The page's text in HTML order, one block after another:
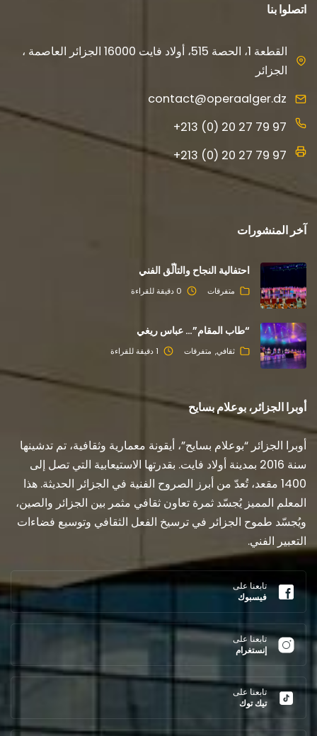
اتصلوا بنا
القطعة 1، الحصة 515، أولاد فايت 16000 الجزائر العاصمة ،
الجزائر
contact@operaalger.dz
+213 (0) 20 27 79 97
+213 (0) 20 27 79 97
آخر المنشورات
احتفالية النجاح والتألّق الفني
متفرقات 0 دقيقة للقراءة
“طاب المقام”… عباس ريغي
ثقافي متفرقات 1 دقيقة للقراءة
أوبرا الجزائر، بوعلام بسايح
أوبرا الجزائر “بوعلام بسايح”، أيقونة معمارية وثقافية، تم تدشينها
سنة 2016 بمدينة أولاد فايت. بقدرتها الاستيعابية التي تصل إلى
1400 مقعد، تُعدّ من أبرز الصروح الفنية في الجزائر الحديثة. هذا
المعلم المميز يُجسّد ثمرة تعاون ثقافي مثمر بين الجزائر والصين،
ويُجسّد طموح الجزائر في ترسيخ الفعل الثقافي وتوسيع فضاءات
التعبير الفني.
تابعنا على
فيسبوك
تابعنا على
إنستغرام
تابعنا على
تيك توك